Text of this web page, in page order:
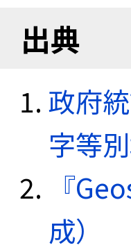
出典
政府
字等
『
成）